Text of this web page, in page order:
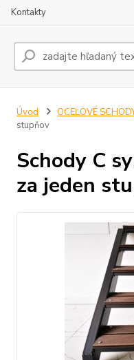
Kontakty
Úvod OCEĽOVÉ
stupňov
Schody C
za jeden